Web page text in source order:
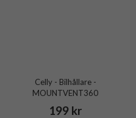
Celly - Bilhållare -
MOUNTVENT360
199 kr